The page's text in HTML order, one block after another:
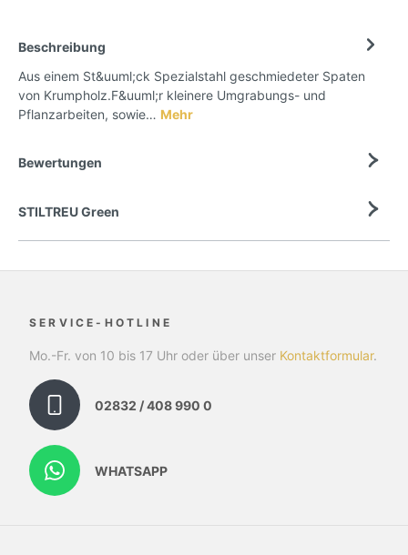
Beschreibung
Aus einem St&uuml;ck Spezialstahl geschmiedeter Spaten
von Krumpholz.F&uuml;r kleinere Umgrabungs- und
Pflanzarbeiten, sowie… Mehr
Bewertungen
STILTREU Green
SERVICE-HOTLINE
Mo.-Fr. von 10 bis 17 Uhr oder über unser Kontaktformular.
02832 / 408 990 0
WHATSAPP